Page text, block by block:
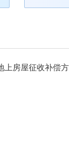
上房屋征收补偿